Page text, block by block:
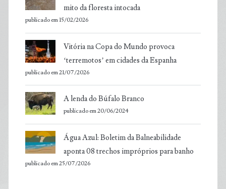
mito da floresta intocada
publicado em 15/02/2026
Vitória na Copa do Mundo provoca
‘terremotos’ em cidades da Espanha
publicado em 21/07/2026
A lenda do Búfalo Branco
publicado em 20/06/2024
Água Azul: Boletim da Balneabilidade
aponta 08 trechos impróprios para banho
publicado em 25/07/2026